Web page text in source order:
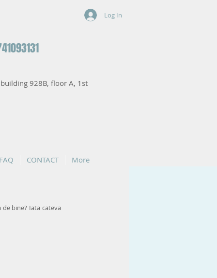
Log In
928B, floor A, 1st
FAQ CONTACT More
bine? Iata cateva